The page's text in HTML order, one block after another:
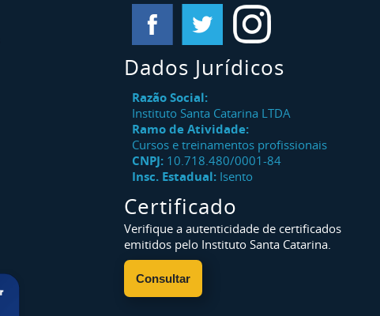
Dados Jurídicos
Razão Social:
Instituto Santa Catarina LTDA
Ramo de Atividade:
Cursos e treinamentos profissionais
CNPJ: 10.718.480/0001-84
Insc. Estadual: Isento
Certificado
Verifique a autenticidade de certificados
emitidos pelo Instituto Santa Catarina.
Consultar